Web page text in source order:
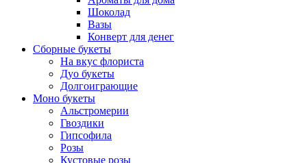
Шоколад
Вазы
Конверт для денег
Сборные букеты
На вкус флориста
Дуо букеты
Долгоиграющие
Моно букеты
Альстромерии
Гвоздики
Гипсофила
Розы
Кустовые розы